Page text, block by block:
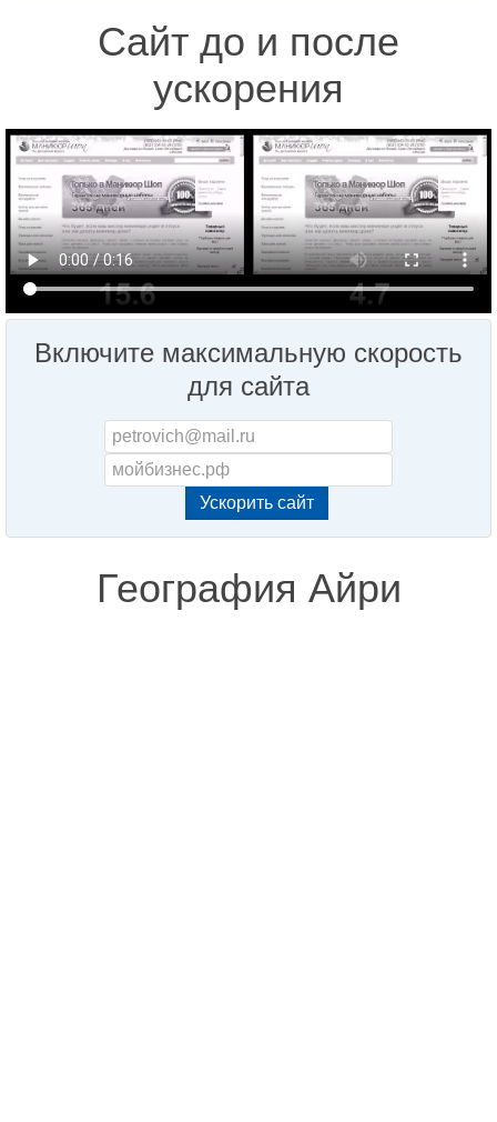
Сайт до и после
ускорения
Включите максимальную скорость
для сайта
География Айри